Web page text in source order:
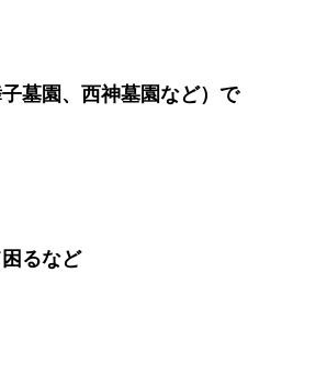
墓園、西神墓園など）で
るなど